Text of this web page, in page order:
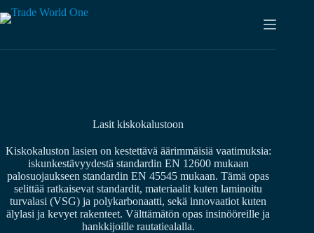
sisältöön
Lasit kiskokalustoon
Kiskokaluston lasien on kestettävä äärimmäisiä vaatimuksia:
iskunkestävyydestä standardin EN 12600 mukaan
palosuojaukseen standardin EN 45545 mukaan. Tämä opas
selittää ratkaisevat standardit, materiaalit kuten laminoitu
turvalasi (VSG) ja polykarbonaatti, sekä innovaatiot kuten
älylasi ja kevyet rakenteet. Välttämätön opas insinööreille ja
hankkijoille rautatiealalla.